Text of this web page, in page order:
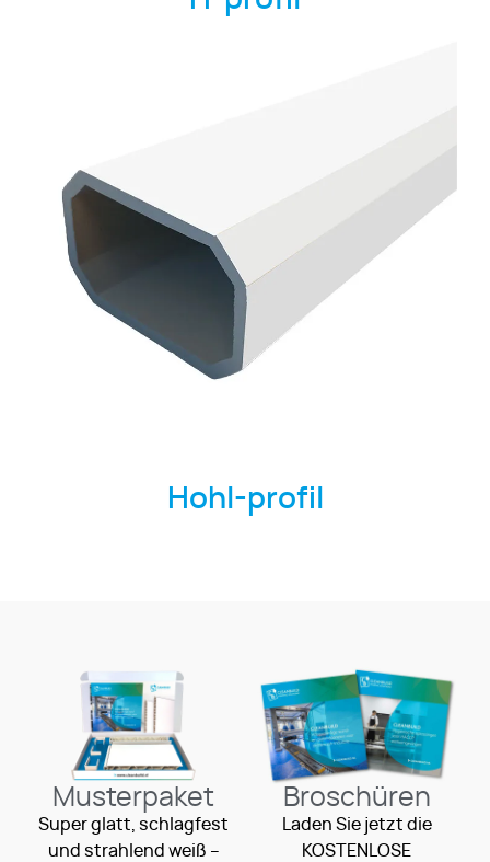
Hohl-profil
Musterpaket
Super glatt, schlagfest
und strahlend weiß –
Broschüren
Laden Sie jetzt die
KOSTENLOSE